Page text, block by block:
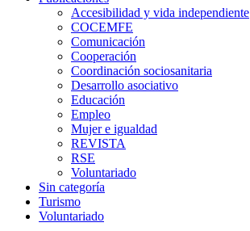
Accesibilidad y vida independiente
COCEMFE
Comunicación
Cooperación
Coordinación sociosanitaria
Desarrollo asociativo
Educación
Empleo
Mujer e igualdad
REVISTA
RSE
Voluntariado
Sin categoría
Turismo
Voluntariado